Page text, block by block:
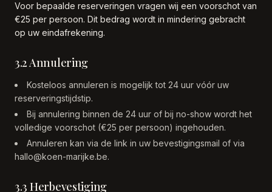
Voor bepaalde reserveringen vragen wij een voorschot van
€25 per persoon. Dit bedrag wordt in mindering gebracht
op uw eindafrekening.
3.2 Annulering
Kosteloos annuleren is mogelijk tot 24 uur vóór uw
reserveringstijdstip.
Bij annulering binnen de 24 uur of bij no-show wordt het
volledige voorschot (€25 per persoon) ingehouden.
Annuleren kan via de link in uw bevestigingsmail of via
hallo@koen-marijke.be.
3.3 Herbevestiging